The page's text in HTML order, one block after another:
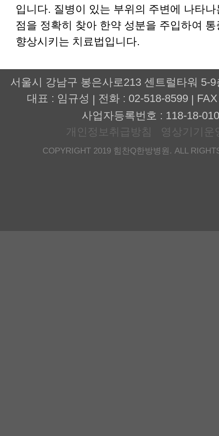
입니다. 질병이 있는 부위의 주변에 나타
점을 정확히 찾아 한약 성분을 주입하여
향상시키는 치료법입니다.
서울시 강남구 봉은사로213 센트럴타워 5-
대표 : 임규성 | 전화 : 02-518-8599 |
사업자등록번호 : 118-18-
개인정보취급방침
영상기기운
COPYRIGHT 2019 힘찬Q한방병원. ALL